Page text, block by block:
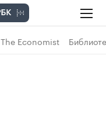
The Economist